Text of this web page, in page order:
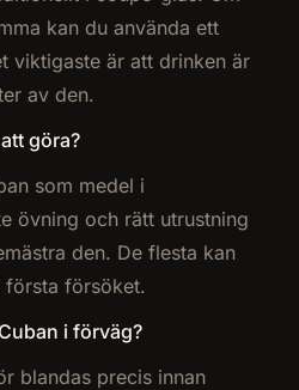
kan du använda ett
viktigaste är att drinken är
av den.
göra?
som medel i
övning och rätt utrustning
den. De flesta kan
första försöket.
i förväg?
blandas precis innan